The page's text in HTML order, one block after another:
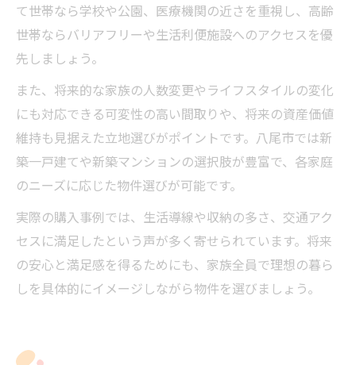
て世帯なら学校や公園、医療機関の近さを重視し、高齢
世帯ならバリアフリーや生活利便施設へのアクセスを優
先しましょう。
また、将来的な家族の人数変更やライフスタイルの変化
にも対応できる可変性の高い間取りや、将来の資産価値
維持も見据えた立地選びがポイントです。八尾市では新
築一戸建てや新築マンションの選択肢が豊富で、各家庭
のニーズに応じた物件選びが可能です。
実際の購入事例では、生活導線や収納の多さ、交通アク
セスに満足したという声が多く寄せられています。将来
の安心と満足感を得るためにも、家族全員で理想の暮ら
しを具体的にイメージしながら物件を選びましょう。